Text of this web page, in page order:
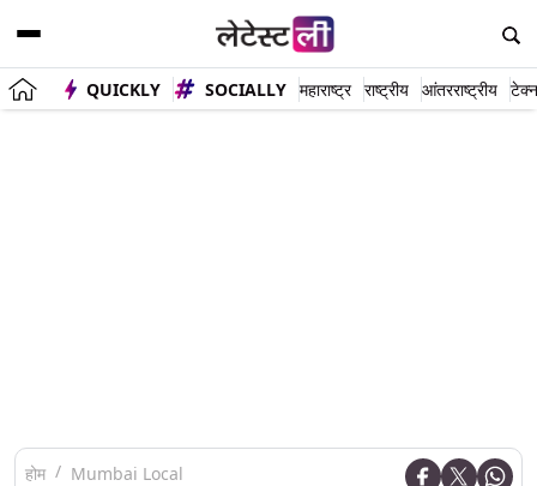
QUICKLY SOCIALLY महाराष्ट्र राष्ट्रीय आंतरराष्ट्रीय
होम Mumbai Local